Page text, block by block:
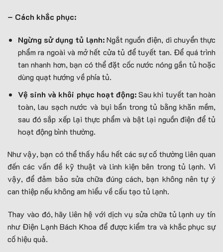
– Cách khắc phục:
Ngừng sử dụng tủ lạnh:Ngắt nguồn điện, di chuyển thực
phẩm ra ngoài và mở hết cửa tủ để tuyết tan. Để quá trình
tan nhanh hơn, bạn có thể đặt cốc nước nóng gần tủ hoặc
dùng quạt hướng về phía tủ.
Vệ sinh và khôi phục hoạt động:Sau khi tuyết tan hoàn
toàn, lau sạch nước và bụi bẩn trong tủ bằng khăn mềm,
sau đó sắp xếp lại thực phẩm và bật lại nguồn điện để tủ
hoạt động bình thường.
Như vậy, bạn có thể thấy hầu hết các sự cố thường liên quan
đến các vấn đề kỹ thuật và linh kiện bên trong tủ lạnh. Vì
vậy, để đảm bảo sửa chữa đúng cách, bạn không nên tự ý
can thiệp nếu không am hiểu về cấu tạo tủ lạnh.
Thay vào đó, hãy liên hệ với dịch vụ sửa chữa tủ lạnh uy tín
như Điện Lạnh Bách Khoa để được kiểm tra và khắc phục sự
cố hiệu quả.